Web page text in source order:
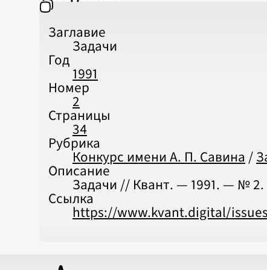
Заглавие
Задачи
Год
1991
Номер
2
Страницы
34
Рубрика
Конкурс имени А. П. Савина /
Описание
Задачи // Квант. — 1991. — №
Ссылка
https://www.kvant.digital/